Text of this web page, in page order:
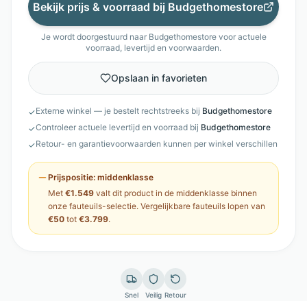
Bekijk prijs & voorraad bij Budgethomestore
Je wordt doorgestuurd naar Budgethomestorevoor actuele
voorraad, levertijd en voorwaarden.
Opslaan in favorieten
✓Externe winkel — je bestelt rechtstreeks bij Budgethomestore
✓Controleer actuele levertijd en voorraad bij Budgethomestore
✓Retour- en garantievoorwaarden kunnen per winkel verschillen
Prijspositie: middenklasse
Met €1.549 valt dit product in de middenklasse binnen
onze fauteuils-selectie. Vergelijkbare fauteuils lopen van
€50 tot €3.799.
Snel Veilig Retour